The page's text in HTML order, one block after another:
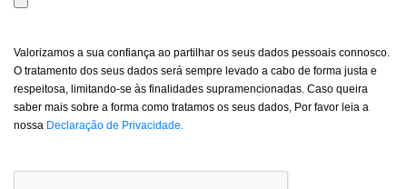
Valorizamos a sua confiança ao partilhar os seus dados pessoais connosco.
O tratamento dos seus dados será sempre levado a cabo de forma justa e
respeitosa, limitando-se às finalidades supramencionadas. Caso queira
saber mais sobre a forma como tratamos os seus dados, Por favor leia a
nossa Declaração de Privacidade.